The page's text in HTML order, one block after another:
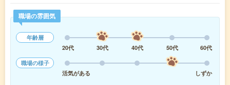
職場の雰囲気
年齢層
20代
30代 40代 50代
60代
職場の様子
活気がある
しずか